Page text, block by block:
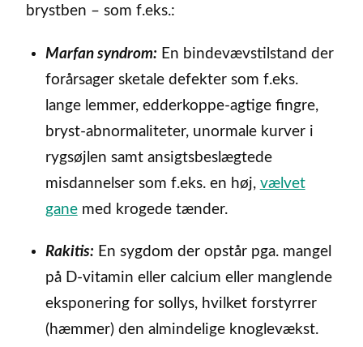
brystben – som f.eks.:
Marfan syndrom: En bindevævstilstand der
forårsager sketale defekter som f.eks.
lange lemmer, edderkoppe-agtige fingre,
bryst-abnormaliteter, unormale kurver i
rygsøjlen samt ansigtsbeslægtede
misdannelser som f.eks. en høj, vælvet
ganemed krogede tænder.
Rakitis: En sygdom der opstår pga. mangel
på D-vitamin eller calcium eller manglende
eksponering for sollys, hvilket forstyrrer
(hæmmer) den almindelige knoglevækst.